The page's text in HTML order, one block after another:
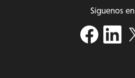
Síguenos en